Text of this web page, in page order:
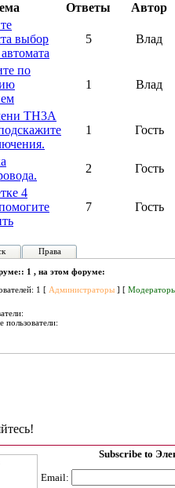
Ответы
Автор
выбор
5 Влад
по
1 Влад
TH3A
1 Гость
2
Гость
4
7 Гость
Права
1 , на этом форуме:
1 [ Администраторы ] [
пользователи:
Subscribe to
Email: